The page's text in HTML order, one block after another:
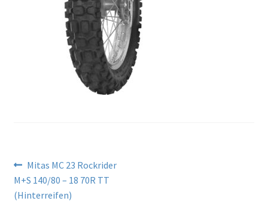
Beitragsnavigation
Vorheriger
Beitrag:
Mitas MC 23 Rockrider
M+S 140/80 – 18 70R TT
(Hinterreifen)